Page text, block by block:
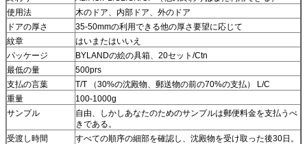
使用法
木のドア、内部ドア、外のドア
ドアの厚さ
35-50mmの利用できる他の厚さ要望に応じて
紋章
はいまたはいいえ
パッケージ
BYLANDの絵の具箱、20セット/Ctn
最低の量
500prs
支払の言葉
T/T （30%の沈殿物、郵送物の前の70%の支払） L/C
重量
100-1000g
サンプル
自由、しかしあなたのためのサンプルは郵便料金を支払うべ
きである。
受渡し時間
すべての順序の細部を確認し、沈殿物を受け取った後30日。